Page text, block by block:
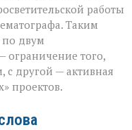
работы
Таким
по двум
ограничение того,
с другой — активная
проектов.